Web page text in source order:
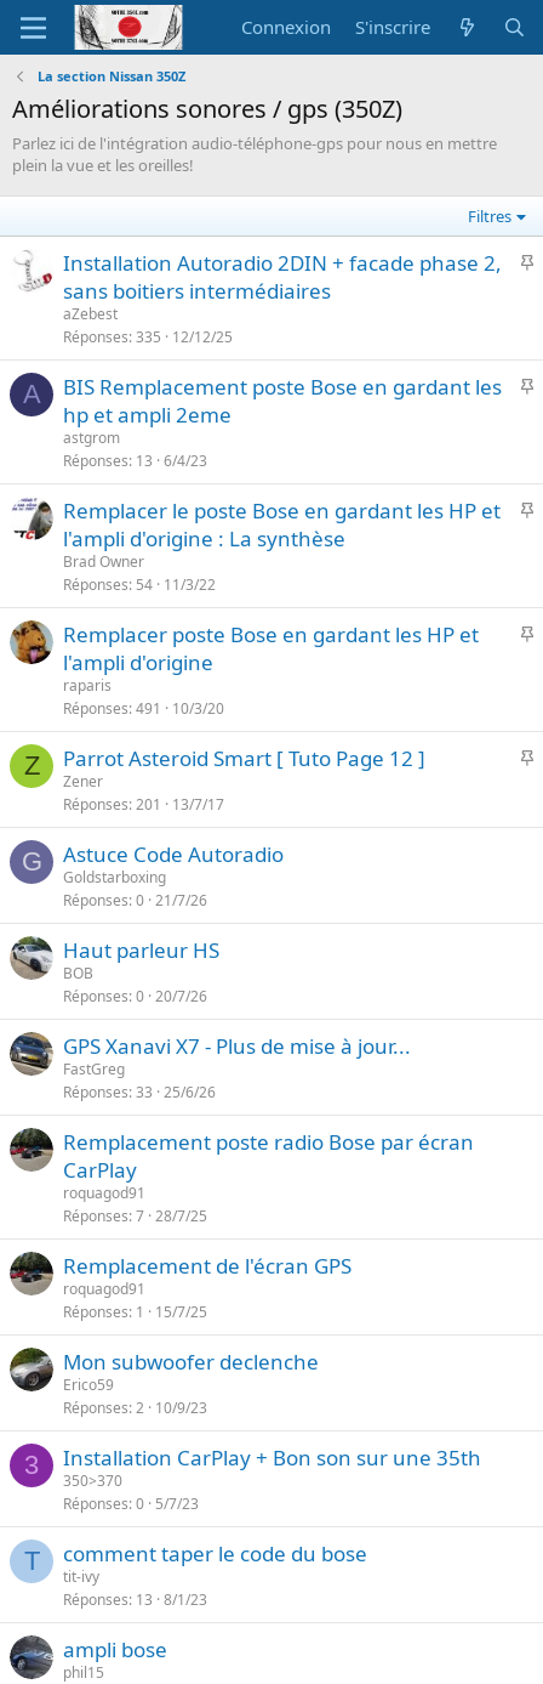
Connexion S'inscrire
La section Nissan 350Z
Améliorations sonores / gps (350Z)
Parlez ici de l'intégration audio-téléphone-gps pour nous en mettre
plein la vue et les oreilles!
Filtres
I
r
t
e
Installation Autoradio 2DIN + facade phase 2,
sans boitiers intermédiaires
aZebest
Réponses 335 12/12/25
A
I
r
t
e
BIS Remplacement poste Bose en gardant les
hp et ampli 2eme
astgrom
Réponses 13 6/4/23
I
r
t
e
Remplacer le poste Bose en gardant les HP et
l'ampli d'origine : La synthèse
Brad Owner
Réponses 54 11/3/22
I
r
t
t
Remplacer poste Bose en gardant les HP et
l'ampli d'origine
raparis
Réponses 491 10/3/20
Z
I
o
Parrot Asteroid Smart [ Tuto Page 12 ]
Zener
Réponses 201 13/7/17
G Astuce Code Autoradio
Goldstarboxing
Réponses 0 21/7/26
Haut parleur HS
BOB
Réponses 0 20/7/26
GPS Xanavi X7 - Plus de mise à jour...
FastGreg
Réponses 33 25/6/26
Remplacement poste radio Bose par écran
CarPlay
roquagod91
Réponses 7 28/7/25
Remplacement de l'écran GPS
roquagod91
Réponses 1 15/7/25
Mon subwoofer declenche
Erico59
Réponses 2 10/9/23
3 Installation CarPlay + Bon son sur une 35th
350>370
Réponses 0 5/7/23
T comment taper le code du bose
tit-ivy
Réponses 13 8/1/23
ampli bose
phil15